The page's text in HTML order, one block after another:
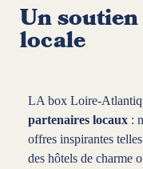
Un
locale
LA box Loire-
partenaires locaux :
offres inspirantes
des hôtels de charme